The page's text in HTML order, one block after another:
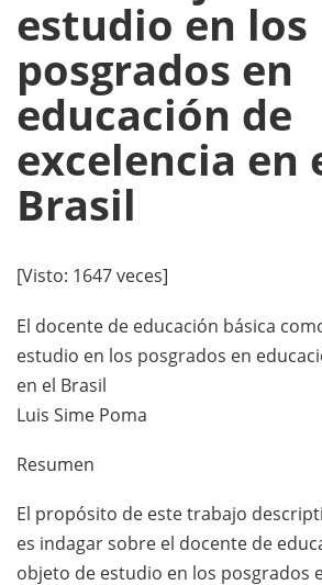
estudio en los
posgrados en
educación de
excelencia en
Brasil
[Visto: 1647 veces]
El docente de educación básica
estudio en los posgrados en
en el Brasil
Luis Sime Poma
Resumen
El propósito de este trabajo
es indagar sobre el docente de
objeto de estudio en los posgrados